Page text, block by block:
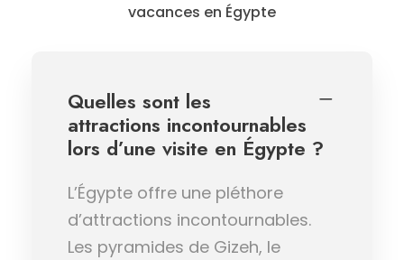
vacances en Égypte
Quelles sont les
attractions incontournables
lors d’une visite en Égypte ?
L’Égypte offre une pléthore
d’attractions incontournables.
Les pyramides de Gizeh, le